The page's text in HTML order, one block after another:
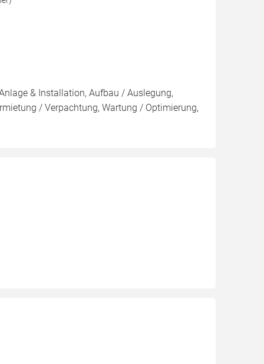
& Installation, Aufbau / Auslegung,
/ Verpachtung, Wartung / Optimierung,